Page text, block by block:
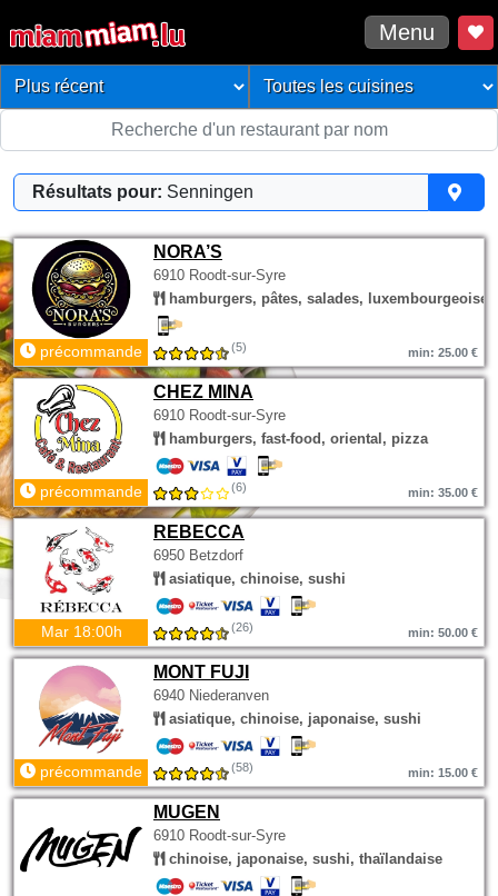
Menu
Résultats pour: Senningen
NORA’S
6910 Roodt-sur-Syre
hamburgers, pâtes, salades, luxembourgeoise
précommande (5) min: 25.00 €
CHEZ MINA
6910 Roodt-sur-Syre
hamburgers, fast-food, oriental, pizza
précommande (6) min: 35.00 €
REBECCA
6950 Betzdorf
asiatique, chinoise, sushi
Mar 18:00h (26) min: 50.00 €
MONT FUJI
6940 Niederanven
asiatique, chinoise, japonaise, sushi
précommande (58) min: 15.00 €
MUGEN
6910 Roodt-sur-Syre
chinoise, japonaise, sushi, thaïlandaise